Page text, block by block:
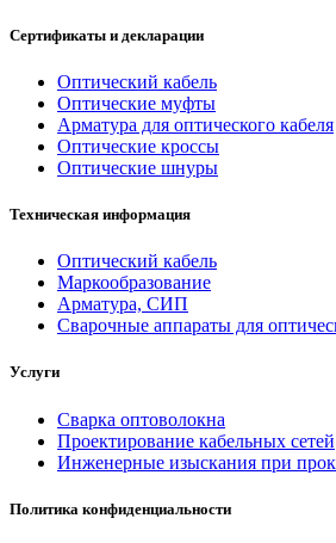
Сертификаты и декларации
Оптический кабель
Оптические муфты
Арматура для оптического кабеля
Оптические кроссы
Оптические шнуры
Техническая информация
Оптический кабель
Маркообразование
Арматура, СИП
Сварочные аппараты для
Услуги
Сварка оптоволокна
Проектирование кабельных сетей
Инженерные изыскания при
Политика конфиденциальности